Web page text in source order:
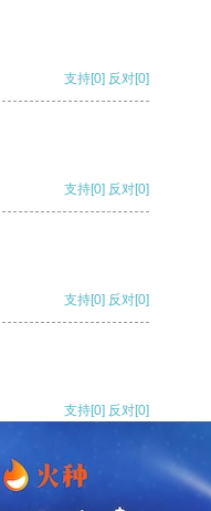
支持[0] 反对[0]
支持[0] 反对[0]
支持[0] 反对[0]
支持[0] 反对[0]